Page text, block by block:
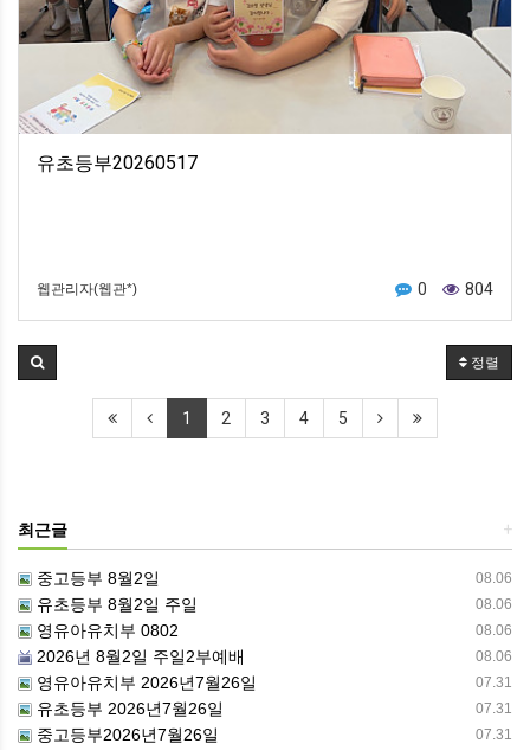
유초등부20260517
웹관리자(웹관*) 0 804
정렬
1 2 3 4 5
+
최근글
08.06
중고등부 8월2일
08.06
유초등부 8월2일 주일
08.06
영유아유치부 0802
08.06
2026년 8월2일 주일2부예배
07.31
영유아유치부 2026년7월26일
07.31
유초등부 2026년7월26일
07.31
중고등부2026년7월26일